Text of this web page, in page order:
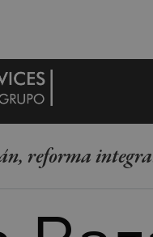
reforma